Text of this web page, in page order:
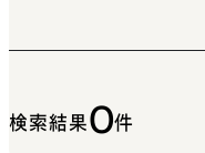
検索結果0件